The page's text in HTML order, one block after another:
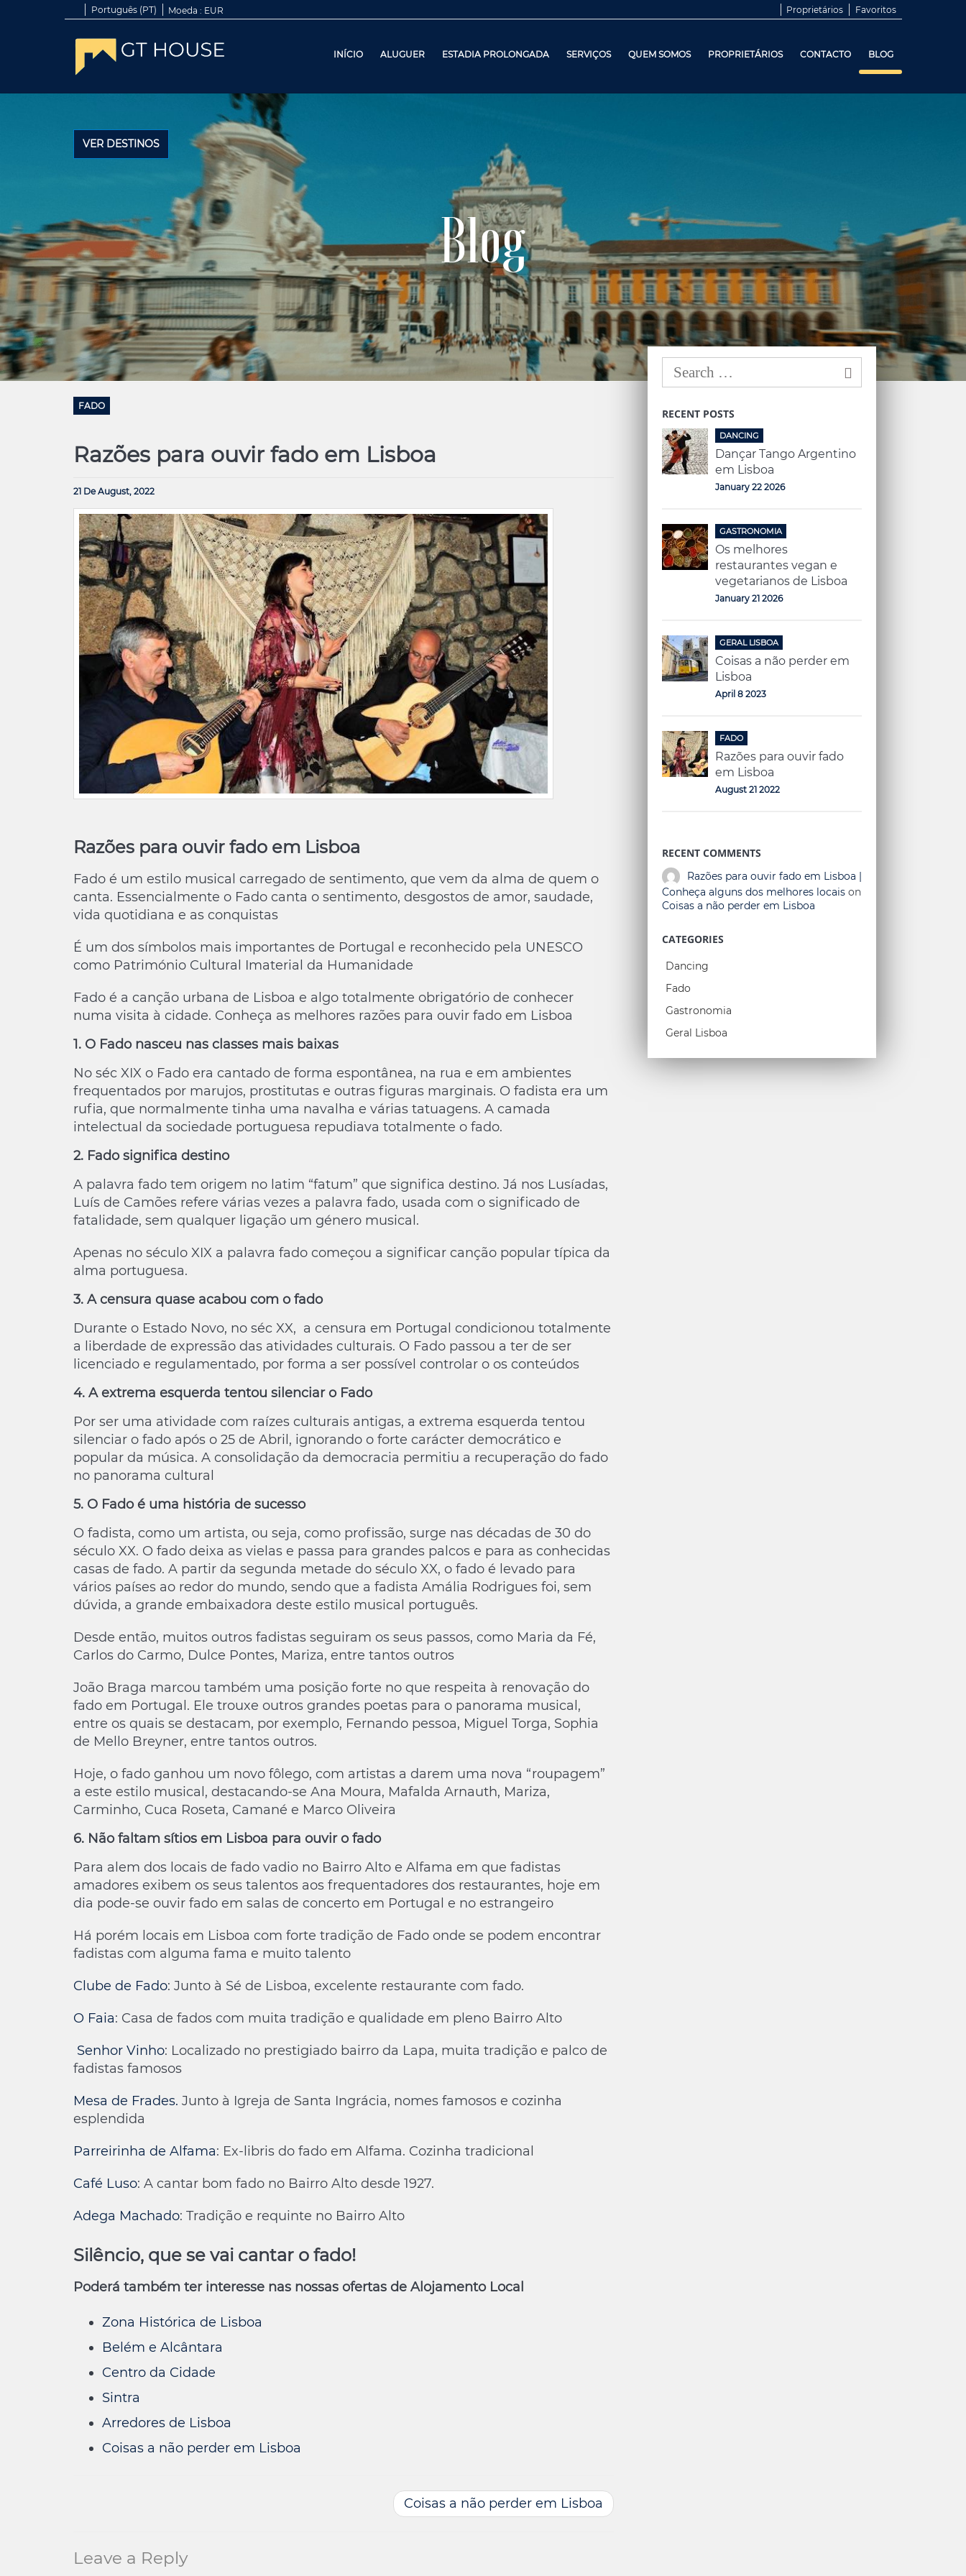
Português (PT) Moeda : EUR Favoritos
Proprietários
INÍCIO ALUGUER ESTADIA PROLONGADA SERVIÇOS QUEM SOMOS PROPRIETÁRIOS CONTACTO BLOG
VER DESTINOS
Blog
FADO
Razões para ouvir fado em Lisboa
21 De August, 2022
Razões para ouvir fado em Lisboa
Fado é um estilo musical carregado de sentimento, que vem da alma de quem o
canta. Essencialmente o Fado canta o sentimento, desgostos de amor, saudade,
vida quotidiana e as conquistas
É um dos símbolos mais importantes de Portugal e reconhecido pela UNESCO
como Património Cultural Imaterial da Humanidade
Fado é a canção urbana de Lisboa e algo totalmente obrigatório de conhecer
numa visita à cidade. Conheça as melhores razões para ouvir fado em Lisboa
1. O Fado nasceu nas classes mais baixas
No séc XIX o Fado era cantado de forma espontânea, na rua e em ambientes
frequentados por marujos, prostitutas e outras figuras marginais. O fadista era um
rufia, que normalmente tinha uma navalha e várias tatuagens. A camada
intelectual da sociedade portuguesa repudiava totalmente o fado.
2. Fado significa destino
A palavra fado tem origem no latim “fatum” que significa destino. Já nos Lusíadas,
Luís de Camões refere várias vezes a palavra fado, usada com o significado de
fatalidade, sem qualquer ligação um género musical.
Apenas no século XIX a palavra fado começou a significar canção popular típica da
alma portuguesa.
3. A censura quase acabou com o fado
Durante o Estado Novo, no séc XX, a censura em Portugal condicionou totalmente
a liberdade de expressão das atividades culturais. O Fado passou a ter de ser
licenciado e regulamentado, por forma a ser possível controlar o os conteúdos
4. A extrema esquerda tentou silenciar o Fado
Por ser uma atividade com raízes culturais antigas, a extrema esquerda tentou
silenciar o fado após o 25 de Abril, ignorando o forte carácter democrático e
popular da música. A consolidação da democracia permitiu a recuperação do fado
no panorama cultural
5. O Fado é uma história de sucesso
O fadista, como um artista, ou seja, como profissão, surge nas décadas de 30 do
século XX. O fado deixa as vielas e passa para grandes palcos e para as conhecidas
casas de fado. A partir da segunda metade do século XX, o fado é levado para
vários países ao redor do mundo, sendo que a fadista Amália Rodrigues foi, sem
dúvida, a grande embaixadora deste estilo musical português.
Desde então, muitos outros fadistas seguiram os seus passos, como Maria da Fé,
Carlos do Carmo, Dulce Pontes, Mariza, entre tantos outros
João Braga marcou também uma posição forte no que respeita à renovação do
fado em Portugal. Ele trouxe outros grandes poetas para o panorama musical,
entre os quais se destacam, por exemplo, Fernando pessoa, Miguel Torga, Sophia
de Mello Breyner, entre tantos outros.
Hoje, o fado ganhou um novo fôlego, com artistas a darem uma nova “roupagem”
a este estilo musical, destacando-se Ana Moura, Mafalda Arnauth, Mariza,
Carminho, Cuca Roseta, Camané e Marco Oliveira
6. Não faltam sítios em Lisboa para ouvir o fado
Para alem dos locais de fado vadio no Bairro Alto e Alfama em que fadistas
amadores exibem os seus talentos aos frequentadores dos restaurantes, hoje em
dia pode-se ouvir fado em salas de concerto em Portugal e no estrangeiro
Há porém locais em Lisboa com forte tradição de Fado onde se podem encontrar
fadistas com alguma fama e muito talento
Clube de Fado: Junto à Sé de Lisboa, excelente restaurante com fado.
O Faia: Casa de fados com muita tradição e qualidade em pleno Bairro Alto
Senhor Vinho: Localizado no prestigiado bairro da Lapa, muita tradição e palco de
fadistas famosos
Mesa de Frades. Junto à Igreja de Santa Ingrácia, nomes famosos e cozinha
esplendida
Parreirinha de Alfama: Ex-libris do fado em Alfama. Cozinha tradicional
Café Luso: A cantar bom fado no Bairro Alto desde 1927.
Adega Machado: Tradição e requinte no Bairro Alto
Silêncio, que se vai cantar o fado!
Poderá também ter interesse nas nossas ofertas de Alojamento Local
Zona Histórica de Lisboa
Belém e Alcântara
Centro da Cidade
Sintra
Arredores de Lisboa
Coisas a não perder em Lisboa
Coisas a não perder em Lisboa
Leave a Reply
RECENT POSTS
DANCING
Dançar Tango Argentino
em Lisboa
January 22 2026
GASTRONOMIA
Os melhores
restaurantes vegan e
vegetarianos de Lisboa
January 21 2026
GERAL LISBOA
Coisas a não perder em
Lisboa
April 8 2023
FADO
Razões para ouvir fado
em Lisboa
August 21 2022
RECENT COMMENTS
Razões para ouvir fado em Lisboa |
Conheça alguns dos melhores locais on
Coisas a não perder em Lisboa
CATEGORIES
Dancing
Fado
Gastronomia
Geral Lisboa